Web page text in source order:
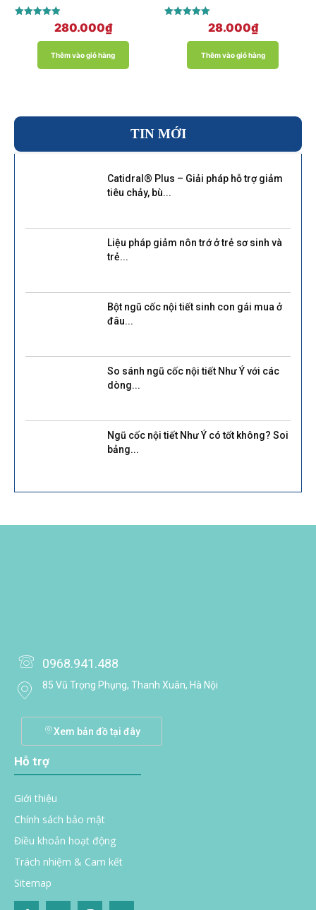
Được xếp
5.00
280.000₫
Thêm vào giỏ hàng
5.00
28.000₫
Thêm vào giỏ hàng
TIN MỚI
Catidral® Plus – Giải pháp hỗ trợ giảm
tiêu chảy, bù...
Liệu pháp giảm nôn trớ ở trẻ sơ sinh và
trẻ...
Bột ngũ cốc nội tiết sinh con gái mua ở
đâu...
So sánh ngũ cốc nội tiết Như Ý với các
dòng...
Ngũ cốc nội tiết Như Ý có tốt không? Soi
bảng...
0968.941.488
85 Vũ Trọng Phụng, Thanh Xuân, Hà Nội
Xem bản đồ tại đây
Hỗ trợ
Giới thiệu
Chính sách bảo mật
Điều khoản hoạt động
Trách nhiệm & Cam kết
Sitemap